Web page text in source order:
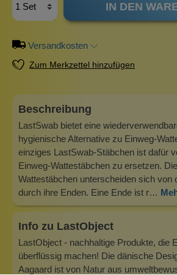
IN DEN
Versandkosten
Zum Merkzettel hinzufügen
Beschreibung
LastSwab bietet eine
hygienische Alternative zu Einweg-
einziges LastSwab-Stäbchen ist dafür
Einweg-Wattestäbchen zu ersetzen.
Wattestäbchen unterscheiden sich von
durch ihre Enden. Eine Ende ist r…
Info zu LastObject
LastObject - nachhaltige Produkte, die
überflüssig machen! Die dänische
Aagaard ist von Natur aus